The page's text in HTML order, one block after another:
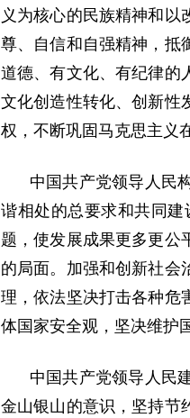
义为核心的民族精神和以
尊、自信和自强精神，抵
道德、有文化、有纪律的
文化创造性转化、创新性
权，不断巩固马克思主义
中国共产党领导人民
谐相处的总要求和共同
题，使发展成果更多更公
的局面。加强和创新社会
理，依法坚决打击各种危
体国家安全观，坚决维护
中国共产党领导人民
金山银山的意识，坚持节